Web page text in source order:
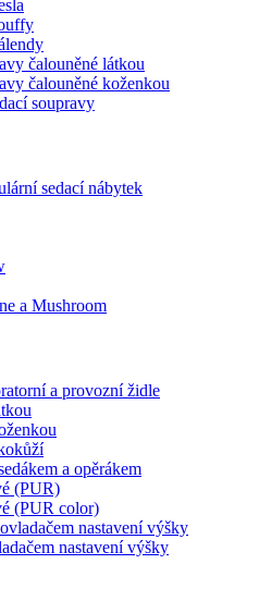
čalouněné látkou
čalouněné koženkou
soupravy
sedací nábytek
a Mushroom
a provozní židle
a opěrákem
(PUR)
(PUR color)
nastavení výšky
nastavení výšky